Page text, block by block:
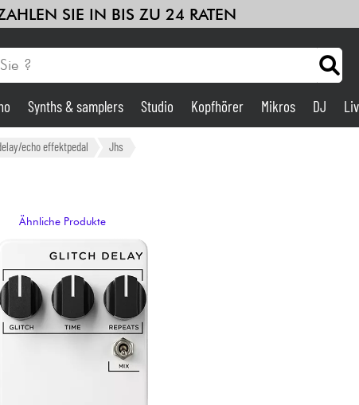
SIE IN BIS ZU 24 RATEN
Verstärker & Effekte
Drums
Kinder
Bundle
Synths & samplers Studio Kopfhörer Mikros DJ
echo effektpedal Jhs
Ähnliche Produkte